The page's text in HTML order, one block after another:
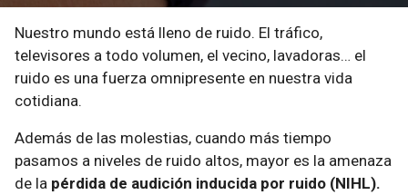
Nuestro mundo está lleno de ruido. El tráfico,
televisores a todo volumen, el vecino, lavadoras… el
ruido es una fuerza omnipresente en nuestra vida
cotidiana.
Además de las molestias, cuando más tiempo
pasamos a niveles de ruido altos, mayor es la amenaza
de la pérdida de audición inducida por ruido (NIHL).